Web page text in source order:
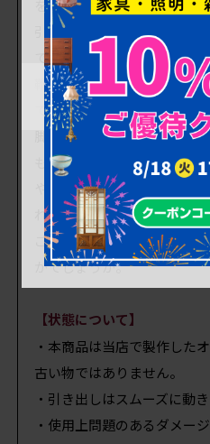
を気にすることなくお使い
引き出しが10杯も備わって
できるのも嬉しいですね。
靴下やハンカチ、お子様の
です。
脚付きなので下段まで出し
もさっとできますね。
やや高さはありますがスリ
れられますよ。
ご自宅や店舗でのレトロス
がでしょうか。
【状態について】
・本商品は当店で製作した
古い物ではありません。
・引き出しはスムーズに動き
・使用上問題のあるダメー